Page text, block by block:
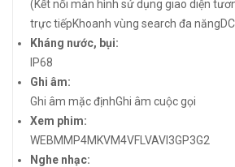
(Kết nối màn hình sử dụng giao diện
trực tiếpKhoanh vùng search đa năng
Kháng nước, bụi:
IP68
Ghi âm:
Ghi âm mặc địnhGhi âm cuộc gọi
Xem phim:
WEBM MP4MKVM4VFLVAVI 3GP3G2
Nghe nhạc: